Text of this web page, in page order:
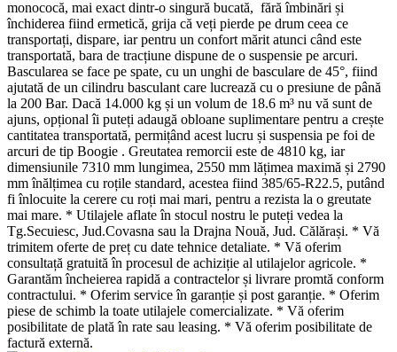
monococă, mai exact dintr-o singură bucată, fără îmbinări și
închiderea fiind ermetică, grija că veți pierde pe drum ceea ce
transportați, dispare, iar pentru un confort mărit atunci când este
transportată, bara de tracțiune dispune de o suspensie pe arcuri.
Bascularea se face pe spate, cu un unghi de basculare de 45°, fiind
ajutată de un cilindru basculant care lucrează cu o presiune de până
la 200 Bar. Dacă 14.000 kg și un volum de 18.6 m³ nu vă sunt de
ajuns, opțional îi puteți adaugă obloane suplimentare pentru a crește
cantitatea transportată, permițând acest lucru și suspensia pe foi de
arcuri de tip Boogie . Greutatea remorcii este de 4810 kg, iar
dimensiunile 7310 mm lungimea, 2550 mm lățimea maximă și 2790
mm înălțimea cu roțile standard, acestea fiind 385/65-R22.5, putând
fi înlocuite la cerere cu roți mai mari, pentru a rezista la o greutate
mai mare. * Utilajele aflate în stocul nostru le puteți vedea la
Tg.Secuiesc, Jud.Covasna sau la Drajna Nouă, Jud. Călărași. * Vă
trimitem oferte de preț cu date tehnice detaliate. * Vă oferim
consultață gratuită în procesul de achiziție al utilajelor agricole. *
Garantăm încheierea rapidă a contractelor și livrare promtă conform
contractului. * Oferim service în garanție și post garanție. * Oferim
piese de schimb la toate utilajele comercializate. * Vă oferim
posibilitate de plată în rate sau leasing. * Vă oferim posibilitate de
factură externă.